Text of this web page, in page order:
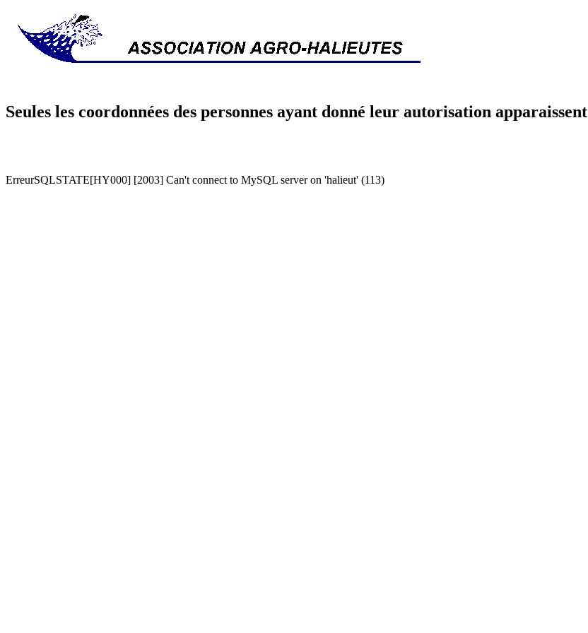
Seules les coordonnées des personnes ayant donné leur autorisation
ErreurSQLSTATE[HY000] [2003] Can't connect to MySQL server on 'halieut' (113)